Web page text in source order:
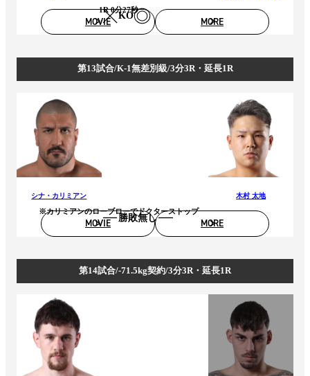
KO
1R 0分27秒
MOVIE MORE
第13試合/K-1無差別級/3分3R・延長1R
シナ・カリミアン
勝敗無し
※カリミアンのローブローでドクターストップ
木村 太地
MOVIE MORE
第14試合/-71.5kg契約/3分3R・延長1R